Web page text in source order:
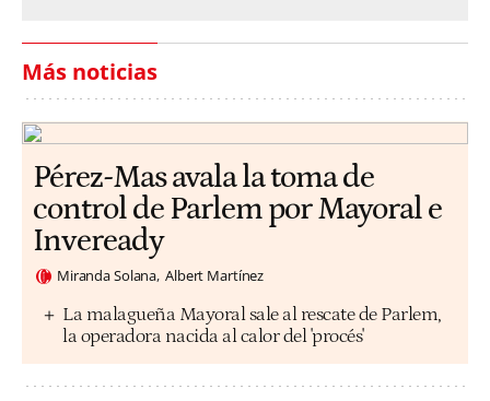
Más noticias
Pérez-Mas avala la toma de
control de Parlem por Mayoral e
Inveready
Miranda Solana Albert Martínez
La malagueña Mayoral sale al rescate de Parlem,
la operadora nacida al calor del 'procés'